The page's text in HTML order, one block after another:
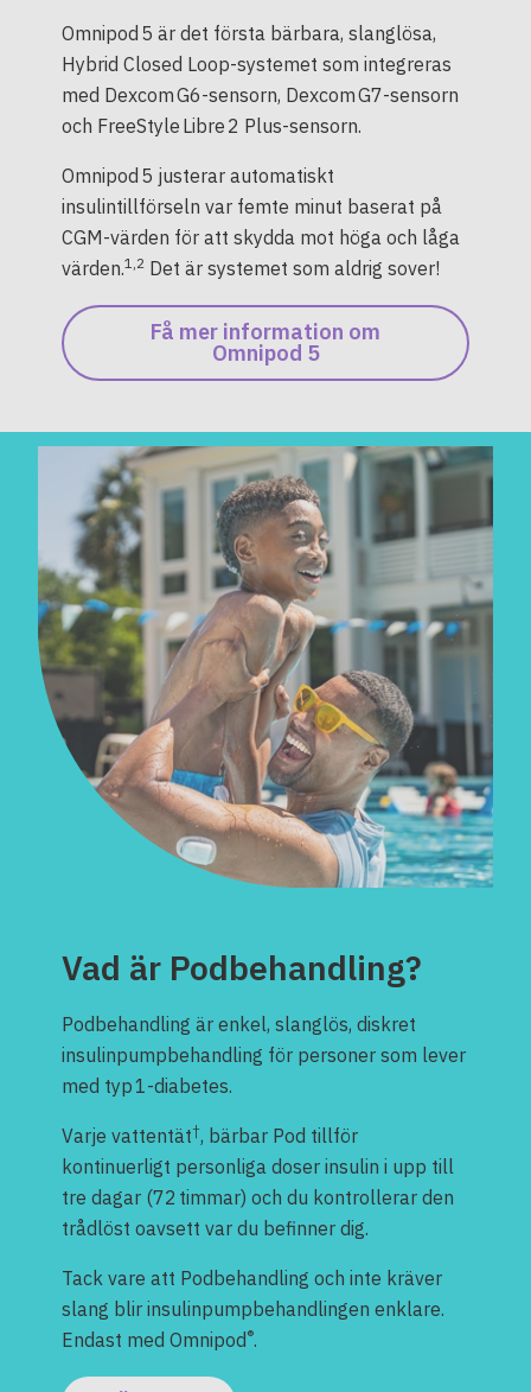
Omnipod 5 är det första bärbara, slanglösa,
Hybrid Closed Loop-systemet som integreras
med Dexcom G6-sensorn, Dexcom G7-sensorn
och FreeStyle Libre 2 Plus-sensorn.
Omnipod 5 justerar automatiskt
insulintillförseln var femte minut baserat på
CGM-värden för att skydda mot höga och låga
värden.1,2 Det är systemet som aldrig sover!
Få mer information om
Omnipod 5
Vad är Podbehandling?
Podbehandling är enkel, slanglös, diskret
insulinpumpbehandling för personer som lever
med typ 1-diabetes.
Varje vattentät†, bärbar Pod tillför
kontinuerligt personliga doser insulin i upp till
tre dagar (72 timmar) och du kontrollerar den
trådlöst oavsett var du befinner dig.
Tack vare att Podbehandling och inte kräver
slang blir insulinpumpbehandlingen enklare.
Endast med Omnipod®.